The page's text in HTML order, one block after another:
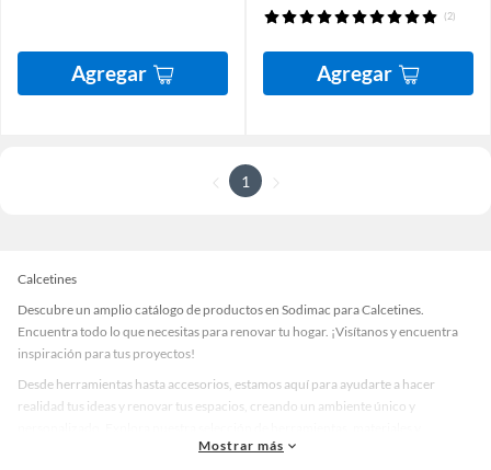
Agregar
(2)
Agregar
1
Calcetines
Descubre un amplio catálogo de productos en Sodimac para Calcetines.
Encuentra todo lo que necesitas para renovar tu hogar. ¡Visítanos y encuentra
inspiración para tus proyectos!
Desde herramientas hasta accesorios, estamos aquí para ayudarte a hacer
realidad tus ideas y renovar tus espacios, creando un ambiente único y
accesorios de calidad que te ayudarán a crear un espacio más tú.
Mostrar más